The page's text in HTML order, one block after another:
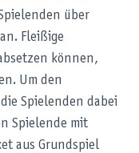
über
Fleißige
können,
Um den
Spielenden dabei
Spielende mit
aus Grundspiel